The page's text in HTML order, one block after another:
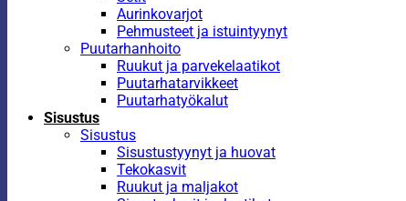
Aurinkovarjot
Pehmusteet ja istuintyynyt
Puutarhanhoito
Ruukut ja parvekelaatikot
Puutarhatarvikkeet
Puutarhatyökalut
Sisustus
Sisustus
Sisustustyynyt ja huovat
Tekokasvit
Ruukut ja maljakot